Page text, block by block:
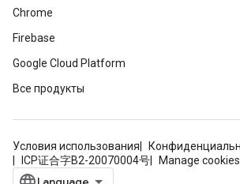
Chrome
Firebase
Google Cloud Platform
Все продукты
Условия использования
ICP证合字B2-20070004号
Manage cookies